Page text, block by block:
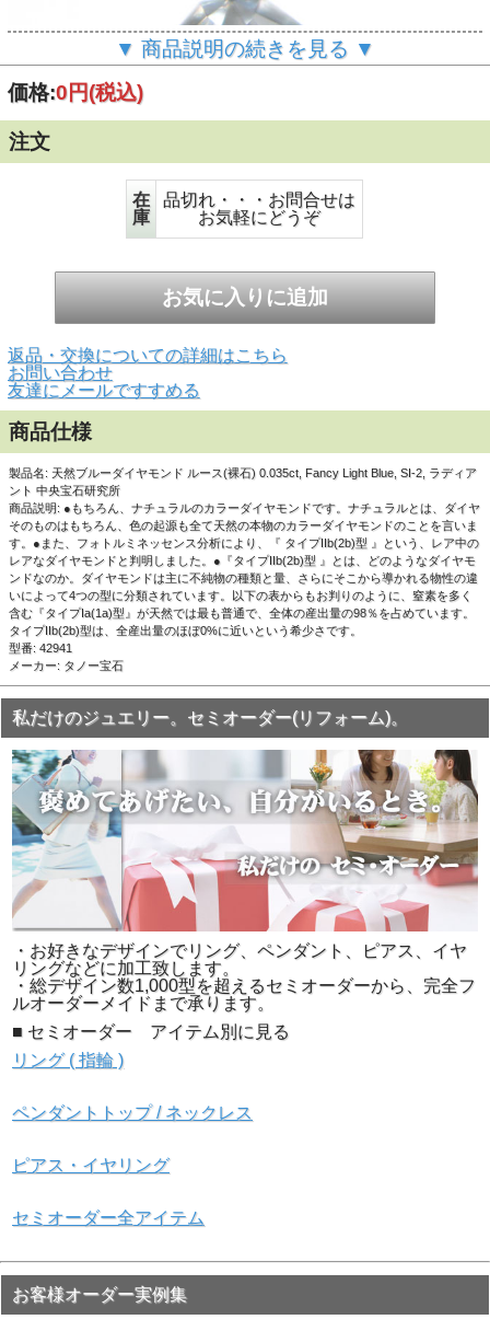
▲白い背景で撮影しました。
▲黒い背景で撮影しました。
▼ 商品説明の続きを見る ▼
価格:0円(税込)
注文
在
庫
品切れ・・・お問合せは
お気軽にどうぞ
返品・交換についての詳細はこちら
お問い合わせ
友達にメールですすめる
商品仕様
製品名: 天然ブルーダイヤモンド ルース(裸石) 0.035ct, Fancy Light Blue, SI-2, ラディア
ント 中央宝石研究所
商品説明: ●もちろん、ナチュラルのカラーダイヤモンドです。ナチュラルとは、ダイヤ
そのものはもちろん、色の起源も全て天然の本物のカラーダイヤモンドのことを言いま
す。●また、フォトルミネッセンス分析により、『 タイプIIb(2b)型 』という、レア中の
レアなダイヤモンドと判明しました。●『タイプIIb(2b)型 』とは、どのようなダイヤモ
ンドなのか。ダイヤモンドは主に不純物の種類と量、さらにそこから導かれる物性の違
いによって4つの型に分類されています。以下の表からもお判りのように、窒素を多く
含む『タイプIa(1a)型』が天然では最も普通で、全体の産出量の98％を占めています。
タイプIIb(2b)型は、全産出量のほぼ0%に近いという希少さです。
型番: 42941
メーカー: タノー宝石
私だけのジュエリー。セミオーダー(リフォーム)。
・お好きなデザインでリング、ペンダント、ピアス、イヤ
リングなどに加工致します。
・総デザイン数1,000型を超えるセミオーダーから、完全フ
ルオーダーメイドまで承ります。
■ セミオーダー アイテム別に見る
リング ( 指輪 )
ペンダントトップ / ネックレス
ピアス・イヤリング
セミオーダー全アイテム
お客様オーダー実例集